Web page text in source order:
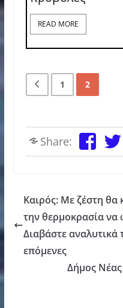
READ MORE
1 2
Share:
Καιρός: Με ζέστη θα
την θερμοκρασία να
Διαβάστε αναλυτικά
επόμενες
Δήμος Νέας